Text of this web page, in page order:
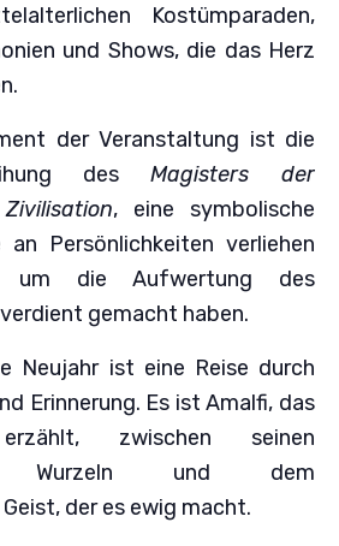
Kostümparaden,
und Shows, die das Herz
der Veranstaltung ist die
des Magisters der
, eine symbolische
an Persönlichkeiten verliehen
die Aufwertung des
gemacht haben.
Neujahr ist eine Reise durch
Erinnerung. Es ist Amalfi, das
zwischen seinen
Wurzeln und dem
der es ewig macht.